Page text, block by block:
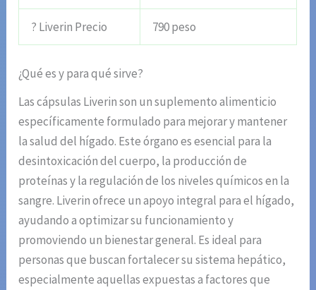
? Liverin Precio 790 peso
¿Qué es y para qué sirve?
Las cápsulas Liverin son un suplemento alimenticio
específicamente formulado para mejorar y mantener
la salud del hígado. Este órgano es esencial para la
desintoxicación del cuerpo, la producción de
proteínas y la regulación de los niveles químicos en la
sangre. Liverin ofrece un apoyo integral para el hígado,
ayudando a optimizar su funcionamiento y
promoviendo un bienestar general. Es ideal para
personas que buscan fortalecer su sistema hepático,
especialmente aquellas expuestas a factores que